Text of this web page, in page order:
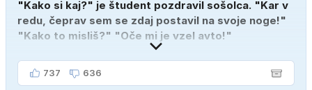
"Kako si kaj?" je študent pozdravil sošolca. "Kar v
redu, čeprav sem se zdaj postavil na svoje noge!"
"Kako to misliš?" "Oče mi je vzel avto!"
737 636